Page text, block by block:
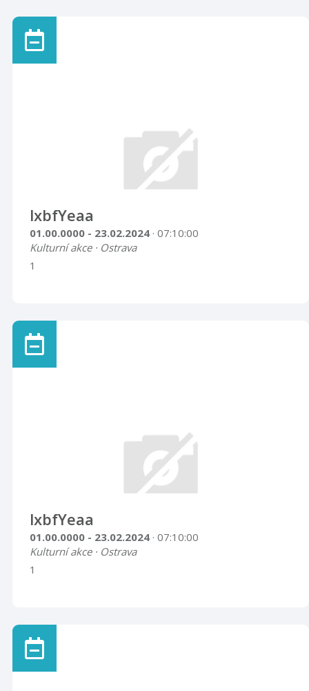
lxbfYeaa
01.00.0000 - 23.02.2024 · 07:10:00
Kulturní akce · Ostrava
1
lxbfYeaa
01.00.0000 - 23.02.2024 · 07:10:00
Kulturní akce · Ostrava
1